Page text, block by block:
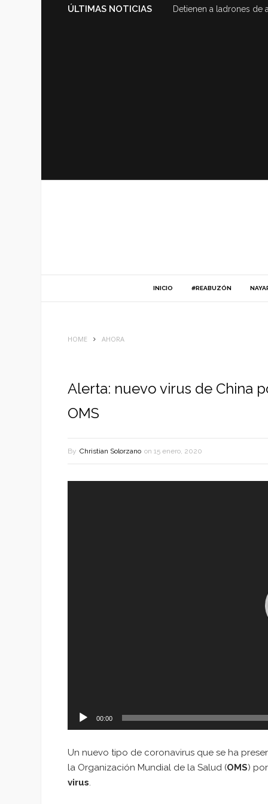
ÚLTIMAS NOTICIAS Detienen a ladrones de
INICIO #REABUZÓN
HOME AHORA
Alerta: nuevo virus de China
OMS
By Christian Solorzano on 15 enero, 2020
00:00
Un nuevo tipo de coronavirus que se ha
la Organización Mundial de la Salud (OMS)
virus.